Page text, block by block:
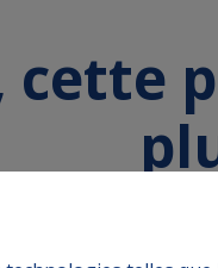
cette